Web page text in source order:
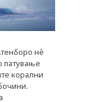
нè
патување
корални